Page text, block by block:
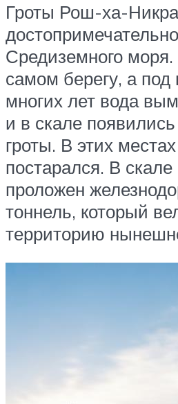
Гроты Рош-ха-
Средиземного моря.
самом берегу, а
многих лет вода
и в скале
гроты. В этих
постарался. В
проложен
тоннель, который
территорию